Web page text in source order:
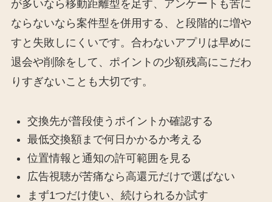
が多いなら移動距離型を足す、アンケートも苦に
ならないなら案件型を併用する、と段階的に増や
すと失敗しにくいです。合わないアプリは早めに
退会や削除をして、ポイントの少額残高にこだわ
りすぎないことも大切です。
交換先が普段使うポイントか確認する
最低交換額まで何日かかるか考える
位置情報と通知の許可範囲を見る
広告視聴が苦痛なら高還元だけで選ばない
まず1つだけ使い、続けられるか試す